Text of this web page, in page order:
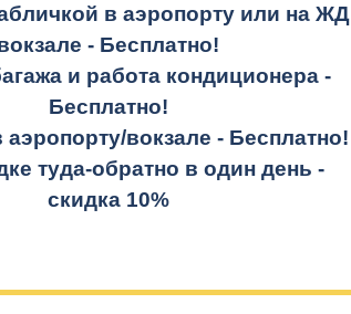
в аэропорту или на ЖД
- Бесплатно!
и работа кондиционера -
Бесплатно!
вокзале - Бесплатно!
туда-обратно в один день -
скидка 10%